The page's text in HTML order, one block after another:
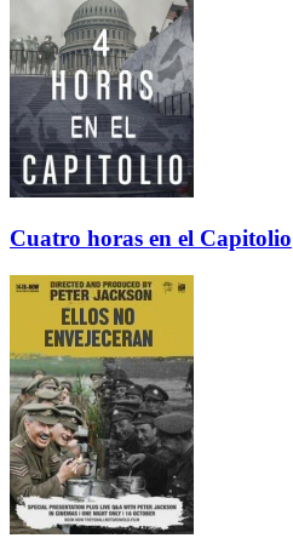
Cuatro horas en el Capitolio